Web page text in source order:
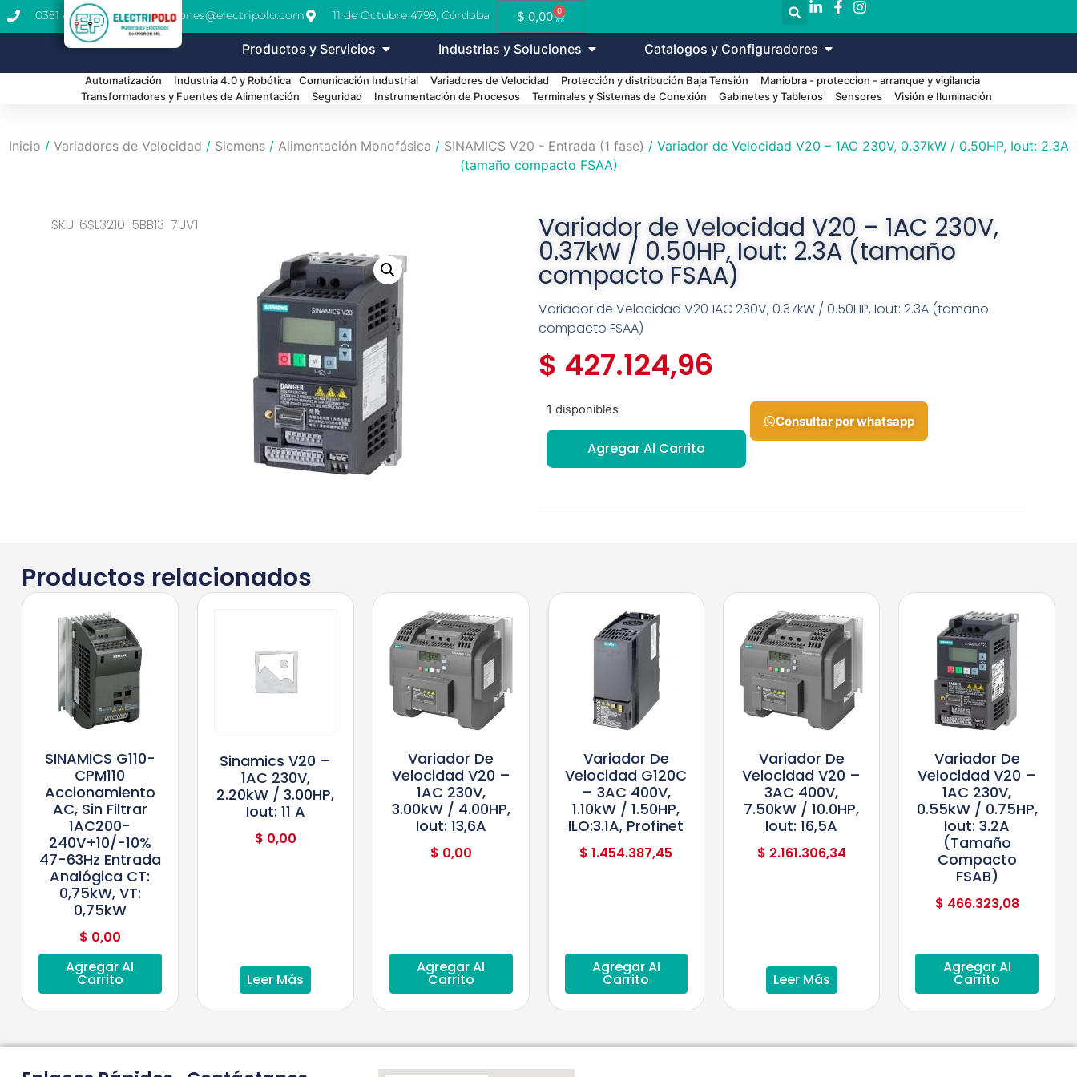
0351 462-1771 cotizaciones@electripolo.com 11 de Octubre 4799, Córdoba $ 0,00 0
Productos y Servicios Industrias y Soluciones Catalogos y Configuradores
Automatización Industria 4.0 y Robótica Comunicación Industrial Variadores de Velocidad Protección y distribución Baja Tensión
Maniobra - proteccion - arranque y vigilancia
Transformadores y Fuentes de Alimentación
Seguridad Instrumentación de Procesos Terminales y Sistemas de Conexión Gabinetes y Tableros Sensores Visión e Iluminación
Inicio / Variadores de Velocidad / Siemens/ Alimentación Monofásica / SINAMICS V20 - Entrada (1 fase) / Variador de Velocidad V20 – 1AC 230V, 0.37kW / 0.50HP, Iout: 2.3A
(tamaño compacto FSAA)
SKU: 6SL3210-5BB13-7UV1 Variador de Velocidad V20 – 1AC 230V,
0.37kW / 0.50HP, Iout: 2.3A (tamaño
compacto FSAA)
Variador de Velocidad V20 1AC 230V, 0.37kW / 0.50HP, Iout: 2.3A (tamaño
compacto FSAA)
$ 427.124,96
1 disponibles
Agregar Al Carrito
Consultar por whatsapp
Productos relacionados
SINAMICS G110-
CPM110
Accionamiento
AC, Sin Filtrar
1AC200-
240V+10/-10%
47-63Hz Entrada
Analógica CT:
0,75kW, VT:
0,75kW
$ 0,00
Agregar Al
Carrito
Sinamics V20 –
1AC 230V,
2.20kW / 3.00HP,
Iout: 11 A
$ 0,00
Leer Más
Variador De
Velocidad V20 –
1AC 230V,
3.00kW / 4.00HP,
Iout: 13,6A
$ 0,00
Agregar Al
Carrito
Variador De
Velocidad G120C
– 3AC 400V,
1.10kW / 1.50HP,
ILO:3.1A, Profinet
$ 1.454.387,45
Agregar Al
Carrito
Variador De
Velocidad V20 –
3AC 400V,
7.50kW / 10.0HP,
Iout: 16,5A
$ 2.161.306,34
Leer Más
Variador De
Velocidad V20 –
1AC 230V,
0.55kW / 0.75HP,
Iout: 3.2A
(tamaño
Compacto
FSAB)
$ 466.323,08
Agregar Al
Carrito